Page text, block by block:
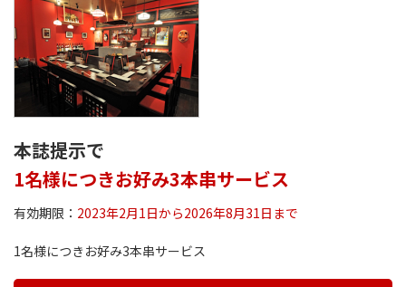
本誌提示で
1名様につきお好み3本串サービス
有効期限： 2023年2月1日から2026年8月31日まで
1名様につきお好み3本串サービス